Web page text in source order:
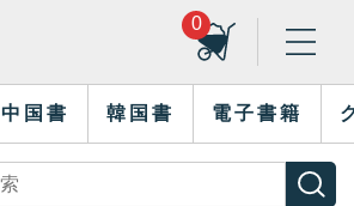
0
中国書 韓国書 電子書籍